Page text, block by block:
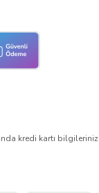
kredi kartı bilgileriniz